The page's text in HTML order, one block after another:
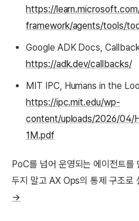
https://
framework/agents/tools/
Google ADK Docs,
https://adk.dev/callbacks/
MIT IPC, Humans in the
https://ipc.mit.edu/wp-
content/uploads/2026/04/
1M.pdf
PoC를 넘어 운영되는 에이전트
두지 말고 AX Ops의 통제 구조로
→